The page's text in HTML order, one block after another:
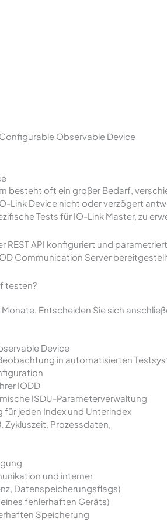
Observable Device
besteht oft ein großer Bedarf,
Link Device nicht oder verzögert
Tests für IO-Link Master, zu
REST API konfiguriert und
Communication Server
testen?
Monate. Entscheiden Sie sich
Device
in automatisierten
IODD
ISDU-Parameterverwaltung
für jeden Index und Unterindex
Zykluszeit, Prozessdaten,
und interner
Datenspeicherungsflags)
fehlerhaften Geräts)
Speicherung